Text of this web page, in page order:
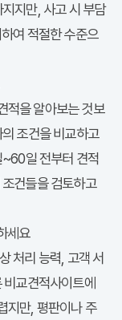
지만, 사고 시 부담
여 적절한 수준으
적을 알아보는 것보
조건을 비교하고
일 전부터 견적
건들을 검토하고
세요
처리 능력, 고객 서
교견적사이트에
지만, 평판이나 주